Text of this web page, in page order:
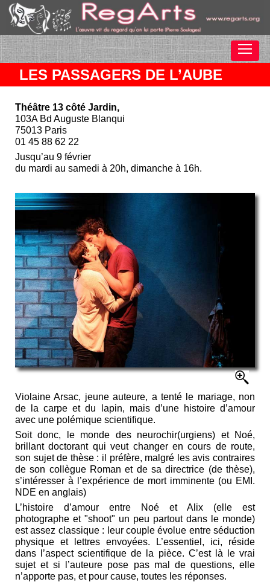
LES PASSAGERS DE L’AUBE
Théâtre 13 côté Jardin,
103A Bd Auguste Blanqui
75013 Paris
01 45 88 62 22
Jusqu’au 9 février
du mardi au samedi à 20h, dimanche à 16h.
Violaine Arsac, jeune auteure, a tenté le mariage, non
de la carpe et du lapin, mais d’une histoire d’amour
avec une polémique scientifique.
Soit donc, le monde des neurochir(urgiens) et Noé,
brillant doctorant qui veut changer en cours de route,
son sujet de thèse : il préfère, malgré les avis contraires
de son collègue Roman et de sa directrice (de thèse),
s’intéresser à l’expérience de mort imminente (ou EMI.
NDE en anglais)
L’histoire d’amour entre Noé et Alix (elle est
photographe et "shoot" un peu partout dans le monde)
est assez classique : leur couple évolue entre séduction
physique et lettres envoyées. L’essentiel, ici, réside
dans l’aspect scientifique de la pièce. C’est là le vrai
sujet et si l’auteure pose pas mal de questions, elle
n’apporte pas, et pour cause, toutes les réponses.